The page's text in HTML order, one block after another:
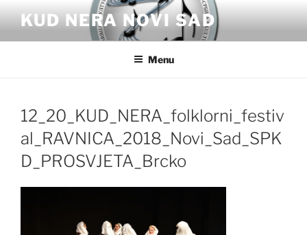
content
KUD NERA NOVI SAD
Menu
12_20_KUD_NERA_folklorni_festiv
al_RAVNICA_2018_Novi_Sad_SPK
D_PROSVJETA_Brcko